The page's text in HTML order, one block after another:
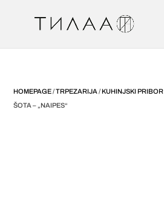
HOMEPAGE/TRPEZARIJA /KUHINJSKI PRIBOR
ŠOTA – „NAIPES“